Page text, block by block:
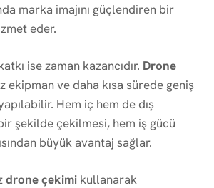
marka imajını güçlendiren bir
eder.
ise zaman kazancıdır. Drone
ekipman ve daha kısa sürede geniş
Hem iç hem de dış
şekilde çekilmesi, hem iş gücü
büyük avantaj sağlar.
drone çekimi kullanarak